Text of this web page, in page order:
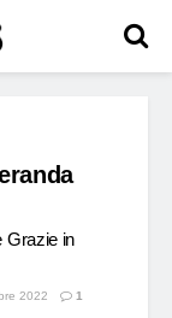
Grazie in
2022 1